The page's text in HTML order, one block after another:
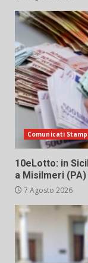
Comunicati
10eLotto: in
a Misilmeri
7 Agosto 2026